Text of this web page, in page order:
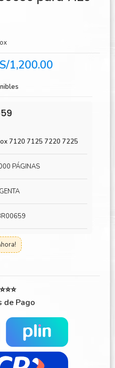
El
1,265.00.
S/1,200.00
7120 7125 7220 7225
PÁGINAS
de Pago